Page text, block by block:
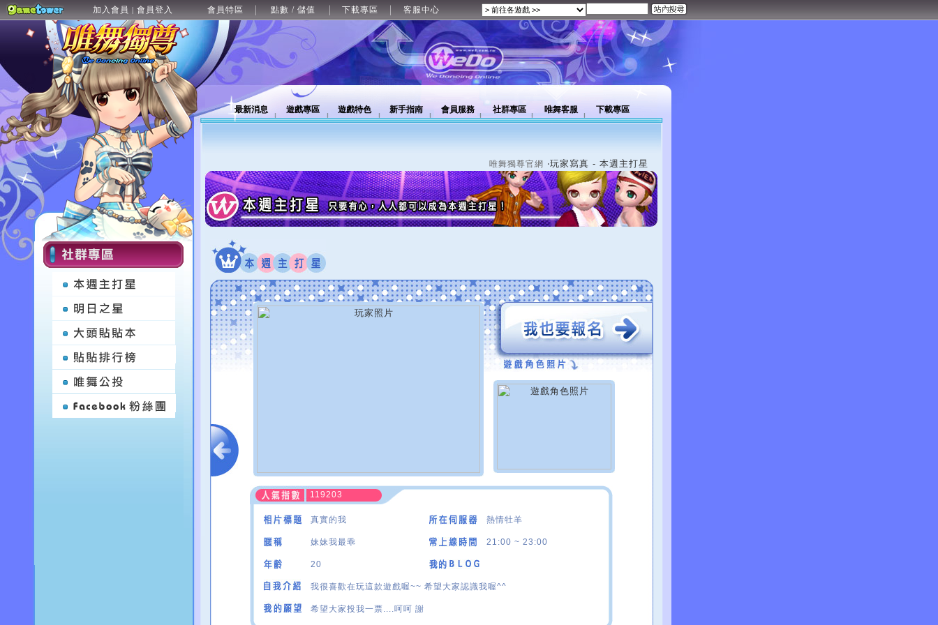
加入會員 | 會員登入 會員特區 點數 / 儲值 下載專區 客服中心
最新消息 遊戲專區 遊戲特色 新手指南 會員服務 社群專區 唯舞客服 下載專區
唯舞獨尊官網 ‧玩家寫真 - 本週主打星
119203
真實的我 熱情牡羊
妹妹我最乖 21:00 ~ 23:00
20
我很喜歡在玩這款遊戲喔~~ 希望大家認識我喔^^
希望大家投我一票....呵呵 謝